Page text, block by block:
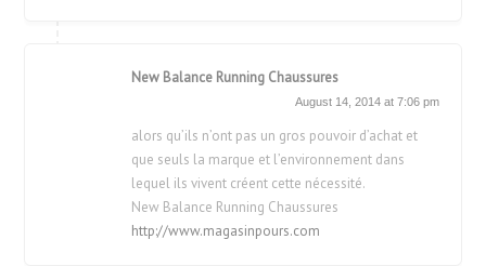
New Balance Running Chaussures
August 14, 2014 at 7:06 pm
alors qu’ils n’ont pas un gros pouvoir d’achat et
que seuls la marque et l’environnement dans
lequel ils vivent créent cette nécessité.
New Balance Running Chaussures
http://www.magasinpours.com